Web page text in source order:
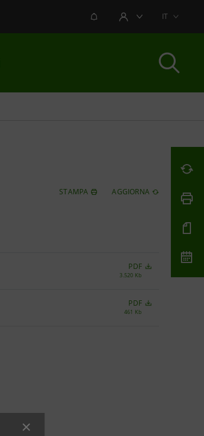
NOTIFICHEAREA UTENTEIT
STAMPA AGGIORNA
PDF
3.520 Kb
PDF
461 Kb